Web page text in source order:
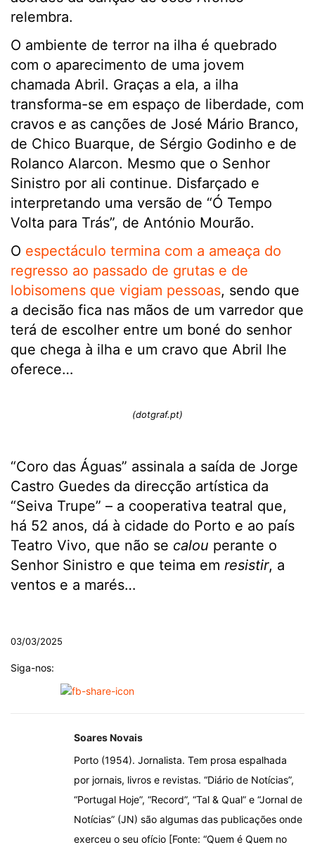
relembra.
O ambiente de terror na ilha é quebrado
com o aparecimento de uma jovem
chamada Abril. Graças a ela, a ilha
transforma-se em espaço de liberdade, com
cravos e as canções de José Mário Branco,
de Chico Buarque, de Sérgio Godinho e de
Rolanco Alarcon. Mesmo que o Senhor
Sinistro por ali continue. Disfarçado e
interpretando uma versão de “Ó Tempo
Volta para Trás”, de António Mourão.
O espectáculo termina com a ameaça do
regresso ao passado de grutas e de
lobisomens que vigiam pessoas, sendo que
a decisão fica nas mãos de um varredor que
terá de escolher entre um boné do senhor
que chega à ilha e um cravo que Abril lhe
oferece…
(dotgraf.pt)
“Coro das Águas” assinala a saída de Jorge
Castro Guedes da direcção artística da
“Seiva Trupe” – a cooperativa teatral que,
há 52 anos, dá à cidade do Porto e ao país
Teatro Vivo, que não se calou perante o
Senhor Sinistro e que teima em resistir, a
ventos e a marés…
03/03/2025
Siga-nos:
Soares Novais
Porto (1954). Jornalista. Tem prosa espalhada
por jornais, livros e revistas. “Diário de Notícias”,
“Portugal Hoje”, “Record”, “Tal & Qual” e “Jornal de
Notícias” (JN) são algumas das publicações onde
exerceu o seu ofício [Fonte: “Quem é Quem no